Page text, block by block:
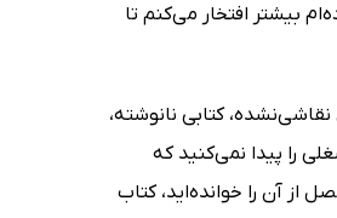
بیشتر افتخار می‌کنم تا
کتابی نانوشته،
را پیدا نمی‌کنید که
از آن را خوانده‌اید، کتاب